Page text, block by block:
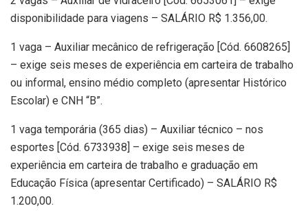
disponibilidade para viagens – SALÁRIO R$ 1.356,00.
1 vaga – Auxiliar mecânico de refrigeração [Cód. 6608265]
– exige seis meses de experiência em carteira de trabalho
ou informal, ensino médio completo (apresentar Histórico
Escolar) e CNH “B”.
1 vaga temporária (365 dias) – Auxiliar técnico – nos
esportes [Cód. 6733938] – exige seis meses de
experiência em carteira de trabalho e graduação em
Educação Física (apresentar Certificado) – SALÁRIO R$
1.200,00.